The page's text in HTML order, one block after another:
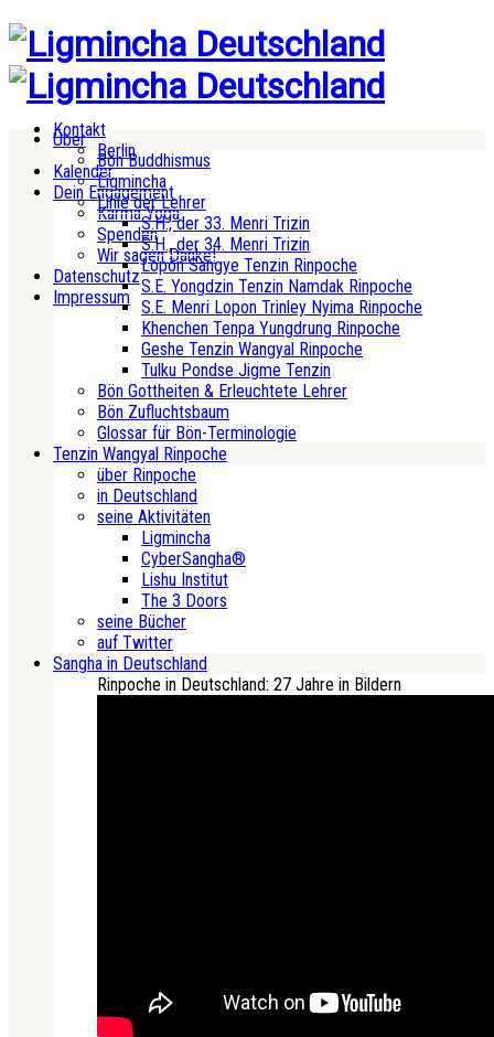
Kontakt
Berlin
Kalender
Dein Engagement
Karma Yoga
Spenden
Wir sagen Danke!
Datenschutz
Impressum
Über
Bön Buddhismus
Ligmincha
Linie der Lehrer
S.H., der 33. Menri Trizin
S.H., der 34. Menri Trizin
Lopön Sangye Tenzin Rinpoche
S.E. Yongdzin Tenzin Namdak Rinpoche
S.E. Menri Lopon Trinley Nyima Rinpoche
Khenchen Tenpa Yungdrung Rinpoche
Geshe Tenzin Wangyal Rinpoche
Tulku Pondse Jigme Tenzin
Bön Gottheiten & Erleuchtete Lehrer
Bön Zufluchtsbaum
Glossar für Bön-Terminologie
Tenzin Wangyal Rinpoche
über Rinpoche
in Deutschland
seine Aktivitäten
Ligmincha
CyberSangha®
Lishu Institut
The 3 Doors
seine Bücher
auf Twitter
Sangha in Deutschland
Rinpoche in Deutschland: 27 Jahre in Bildern